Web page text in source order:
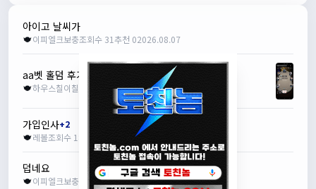
아이고 날씨가
이피엘크보충조회수 31추천 02026.08.07
aa벳 홀덤 후기
하우스칠이칠
조회수 149추천 02026.08.04
가입인사+2
레볼조회수 189 2026.07.30
덥네요
이피엘크보충 조회수 191추천 02026.07.30